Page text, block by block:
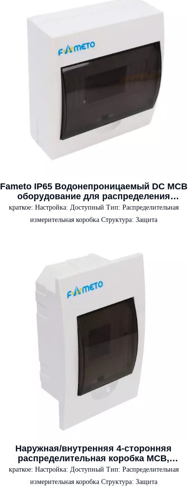
Fameto IP65 Водонепроницаемый DC MCB
оборудование для распределения
электроэнергии 4/6/9/12/18/24/36 способов
IP65 Водонепроницаемый распределитель
электроэнергии
краткое: Настройка: Доступный Тип: Распределительная
измерительная коробка Структура: Защита
Наружная/внутренняя 4-сторонняя
распределительная коробка MCB,
электрические панели, прочные корпуса
для электроники и приборов
краткое: Настройка: Доступный Тип: Распределительная
измерительная коробка Структура: Защита